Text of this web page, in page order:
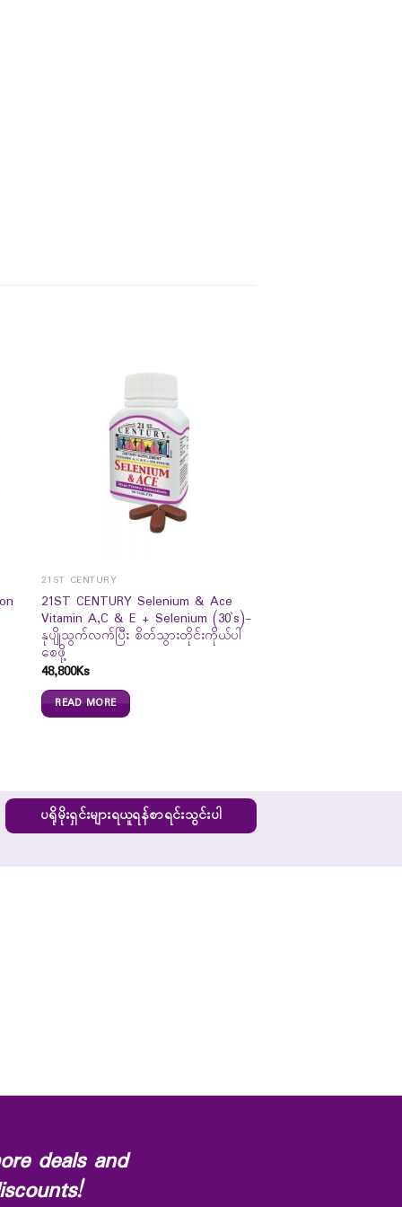
21ST CENTURY
21ST CENTURY Selenium & Ace
Vitamin A,C & E + Selenium (30`s)-
နုပျိုသွက်လက်ပြီး စိတ်သွားတိုင်းကိုယ်ပါ
စေဖို့
48,800Ks
READ MORE
ပရိုမိုးရှင်းများရယူရန်စာရင်းသွင်းပါ
deals and